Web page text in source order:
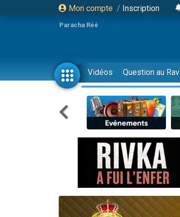
Mon compte / Inscription
Paracha Réé
Vidéos Question au Rav